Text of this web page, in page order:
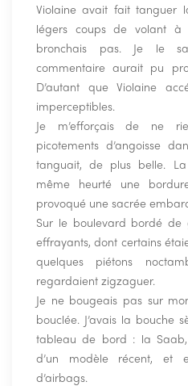
Violaine avait fait tanguer
légers coups de volant
bronchais pas. Je le
commentaire aurait pu
D’autant que Violaine
imperceptibles.
Je m’efforçais de ne
picotements d’angoisse
tanguait, de plus belle.
même heurté une
provoqué une sacrée
Sur le boulevard bordé de
effrayants, dont certains
quelques piétons
regardaient zigzaguer.
Je ne bougeais pas sur
bouclée. J’avais la bouche
tableau de bord : la Saab,
d’un modèle récent, et
d’airbags.